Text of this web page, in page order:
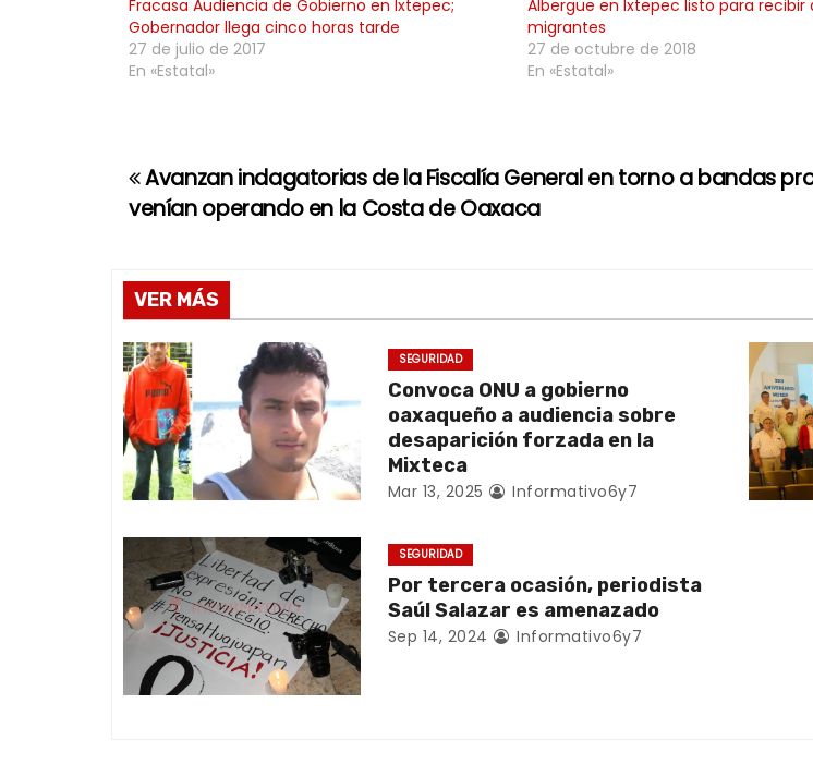
Fracasa Audiencia de Gobierno en Ixtepec;
Gobernador llega cinco horas tarde
27 de julio de 2017
En «Estatal»
Albergue en Ixtepec listo para recibir
migrantes
27 de octubre de 2018
En «Estatal»
N
v
e
g
a
c
i
ó
n
d
e
Avanzan indagatorias de la Fiscalía General en torno a bandas
venían operando en la Costa de Oaxaca
VER MÁS
SEGURIDAD
Convoca ONU a gobierno
oaxaqueño a audiencia sobre
desaparición forzada en la
Mixteca
Mar 13, 2025 Informativo6y7
SEGURIDAD
Por tercera ocasión, periodista
Saúl Salazar es amenazado
Sep 14, 2024 Informativo6y7